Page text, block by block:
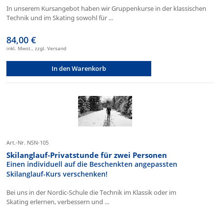
In unserem Kursangebot haben wir Gruppenkurse in der klassischen
Technik und im Skating sowohl für ...
84,00 €
inkl. Mwst., zzgl. Versand
In den Warenkorb
Art.-Nr. NSN-105
Skilanglauf-Privatstunde für zwei Personen
Einen individuell auf die Beschenkten angepassten
Skilanglauf-Kurs verschenken!
Bei uns in der Nordic-Schule die Technik im Klassik oder im
Skating erlernen, verbessern und ...